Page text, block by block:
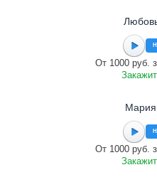
От 1000 руб.
От 1000 руб.